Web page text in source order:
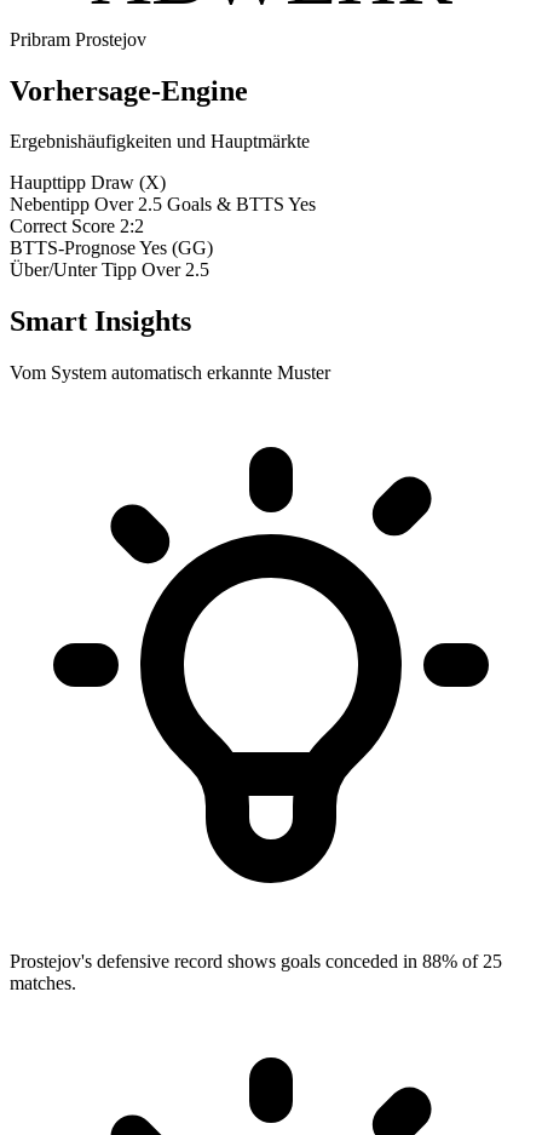
Pribram Prostejov
Vorhersage-Engine
Ergebnishäufigkeiten und Hauptmärkte
Haupttipp Draw (X)
Nebentipp Over 2.5 Goals & BTTS Yes
Correct Score 2:2
BTTS-PrognoseYes (GG)
Über/Unter Tipp Over 2.5
Smart Insights
Vom System automatisch erkannte Muster
Prostejov's defensive record shows goals conceded in 88% of 25
matches.